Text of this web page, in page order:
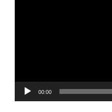
00:00